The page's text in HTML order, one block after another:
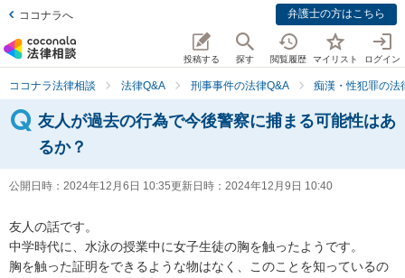
ココナラへ 弁護士の方はこちら
投稿する 探す 閲覧履歴 マイリスト ログイン
ココナラ法律相談 法律Q&A 刑事事件の法律Q&A 痴漢・性犯罪の法
友人が過去の行為で今後警察に捕まる可能性はあ
るか？
公開日時： 2024年12月6日 10:35更新日時： 2024年12月9日 10:40
友人の話です。
中学時代に、水泳の授業中に女子生徒の胸を触ったようです。
胸を触った証明をできるような物はなく、このことを知っているの